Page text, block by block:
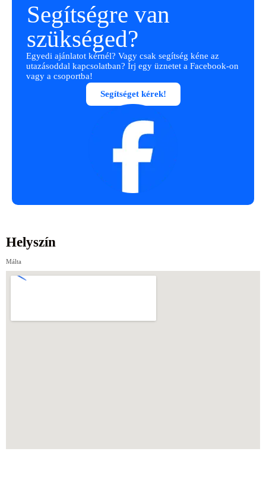
Segítségre van
szükséged?
Egyedi ajánlatot kérnél? Vagy csak segítség kéne az
utazásoddal kapcsolatban? Írj egy üznetet a Facebook-on
vagy a csoportba!
Segítséget kérek!
Helyszín
Málta